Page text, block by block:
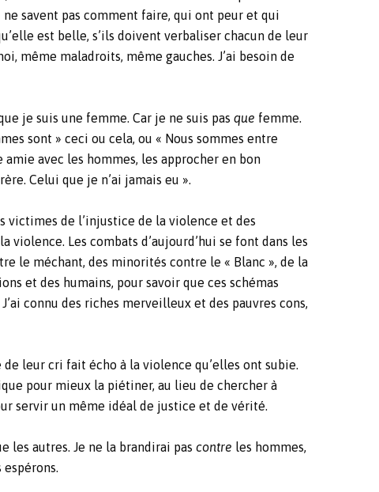
savent pas comment faire, qui ont peur et qui
est belle, s’ils doivent verbaliser chacun de leur
même maladroits, même gauches. J’ai besoin de
je suis une femme. Car je ne suis pas que femme.
sont » ceci ou cela, ou « Nous sommes entre
avec les hommes, les approcher en bon
Celui que je n’ai jamais eu ».
victimes de l’injustice de la violence et des
Les combats d’aujourd’hui se font dans les
le méchant, des minorités contre le « Blanc », de la
et des humains, pour savoir que ces schémas
connu des riches merveilleux et des pauvres cons,
leur cri fait écho à la violence qu’elles ont subie.
pour mieux la piétiner, au lieu de chercher à
servir un même idéal de justice et de vérité.
les autres. Je ne la brandirai pas contre les hommes,